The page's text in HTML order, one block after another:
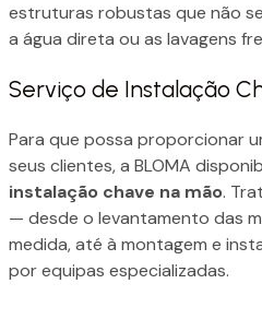
estruturas robustas que não
a água direta ou as lavagens
Serviço de Instalação
Para que possa proporcionar
seus clientes, a BLOMA
instalação chave na mão.
— desde o levantamento das
medida, até à montagem e
por equipas especializadas.